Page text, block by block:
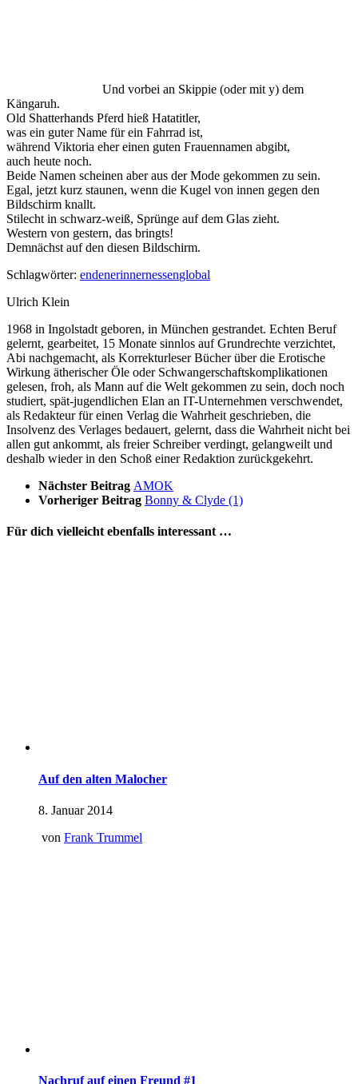
Und vorbei an Skippie (oder mit y) dem
Kängaruh.
Old Shatterhands Pferd hieß Hatatitler,
was ein guter Name für ein Fahrrad ist,
während Viktoria eher einen guten Frauennamen abgibt,
auch heute noch.
Beide Namen scheinen aber aus der Mode gekommen zu sein.
Egal, jetzt kurz staunen, wenn die Kugel von innen gegen den
Bildschirm knallt.
Stilecht in schwarz-weiß, Sprünge auf dem Glas zieht.
Western von gestern, das bringts!
Demnächst auf den diesen Bildschirm.
Schlagwörter: endenerinnernessenglobal
Ulrich Klein
1968 in Ingolstadt geboren, in München gestrandet. Echten Beruf
gelernt, gearbeitet, 15 Monate sinnlos auf Grundrechte verzichtet,
Abi nachgemacht, als Korrekturleser Bücher über die Erotische
Wirkung ätherischer Öle oder Schwangerschaftskomplikationen
gelesen, froh, als Mann auf die Welt gekommen zu sein, doch noch
studiert, spät-jugendlichen Elan an IT-Unternehmen verschwendet,
als Redakteur für einen Verlag die Wahrheit geschrieben, die
Insolvenz des Verlages bedauert, gelernt, dass die Wahrheit nicht bei
allen gut ankommt, als freier Schreiber verdingt, gelangweilt und
deshalb wieder in den Schoß einer Redaktion zurückgekehrt.
Nächster Beitrag AMOK
Vorheriger Beitrag Bonny & Clyde (1)
Für dich vielleicht ebenfalls interessant …
Auf den alten Malocher
8. Januar 2014
von Frank Trummel
Nachruf auf einen Freund #1